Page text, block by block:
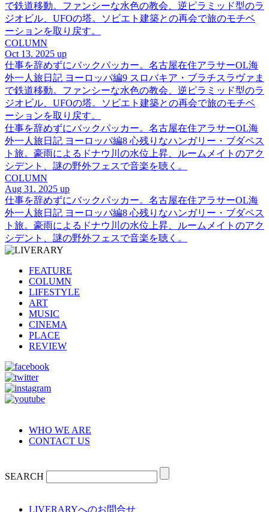
で鉄道移動。ファンシーな水色の教会、逆ピラミッド型のラ
ジオビル、UFOの塔。ソビエト建築との再会で旅のモチベ
ーションを取り戻す。
COLUMN
Oct 13. 2025 up
仕事を辞めずにバックパッカー。名古屋在住アラサーOL海
外一人旅日記 ヨーロッパ編9 スロバキア・ブラチスラヴァま
で鉄道移動。ファンシーな水色の教会、逆ピラミッド型のラ
ジオビル、UFOの塔。ソビエト建築との再会で旅のモチベ
ーションを取り戻す。
仕事を辞めずにバックパッカー。名古屋在住アラサーOL海
外一人旅日記 ヨーロッパ編8 心残りなハンガリー・ブダペス
ト旅。豪雨によるドナウ川の水位上昇、ルームメイトのアク
シデント、謎の野外フェスで音楽を聴く。
COLUMN
Aug 31. 2025 up
仕事を辞めずにバックパッカー。名古屋在住アラサーOL海
外一人旅日記 ヨーロッパ編8 心残りなハンガリー・ブダペス
ト旅。豪雨によるドナウ川の水位上昇、ルームメイトのアク
シデント、謎の野外フェスで音楽を聴く。
FEATURE
COLUMN
LIFESTYLE
ART
MUSIC
CINEMA
PLACE
REVIEW
WHO WE ARE
CONTACT US
SEARCH
LIVERARYへのお問合せ